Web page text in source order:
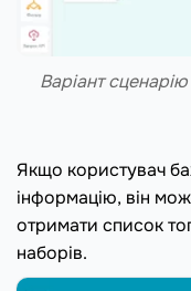
Варіант
Якщо користувач
інформацію, він
отримати список
наборів.